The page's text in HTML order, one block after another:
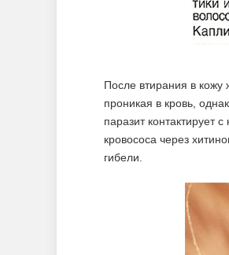
После втирания в кожу
проникая в кровь,
паразит контактирует
кровососа через
гибели.